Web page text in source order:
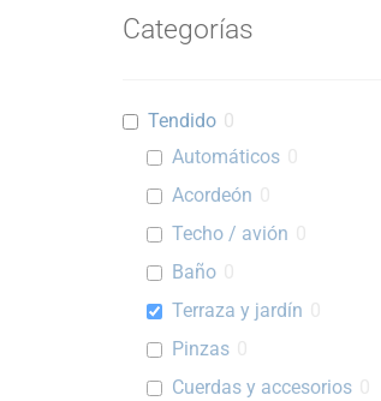
Categorías
Tendido 0
Automáticos
Acordeón
Techo / avión
Baño
Terraza y jardín
Pinzas
Cuerdas y accesorios